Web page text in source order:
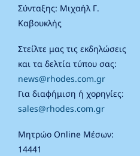
Σύνταξης: Μιχαήλ Γ.
Καβουκλής
Στείλτε μας τις εκδηλώσεις
και τα δελτία τύπου σας:
news@rhodes.com.gr
Για διαφήμιση ή χορηγίες:
sales@rhodes.com.gr
Μητρώο Online Μέσων:
14441